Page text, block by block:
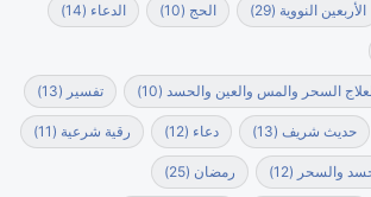
الأربعين النووية (29) الحج (10) الدعاء (14)
السحر والمس والعين والحسد (10) تفسير (13)
حديث شريف (13) دعاء (12) رقية شرعية (11)
والسحر (12) رمضان (25)